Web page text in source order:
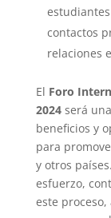
contactos
relaciones
El Foro
2024será
beneficios y
para
y otros
esfuerzo,
este